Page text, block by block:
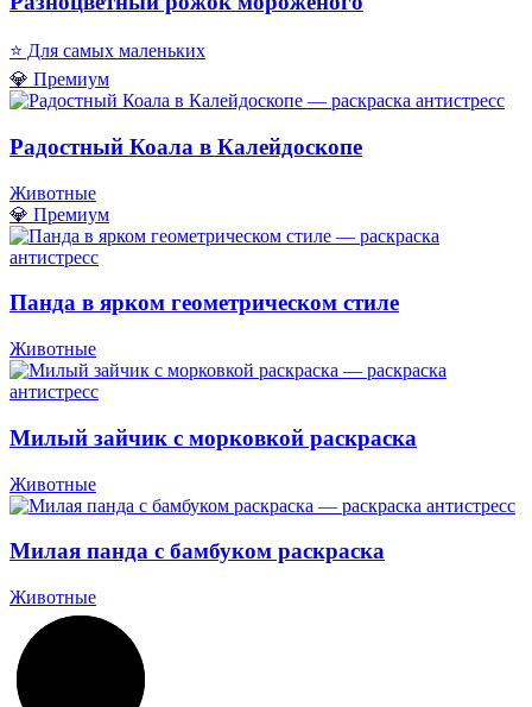
⭐ Для самых маленьких
💎 Премиум
Радостный Коала в Калейдоскопе
Животные
💎 Премиум
Панда в ярком геометрическом стиле
Животные
Милый зайчик с морковкой раскраска
Животные
Милая панда с бамбуком раскраска
Животные